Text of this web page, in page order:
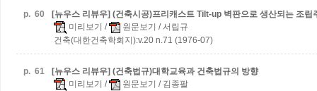
p. 60
[뉴우스 리뷰우] (건축시공)프리캐스트 Tilt-up 벽판으로 생산되는 조립
미리보기 / 원문보기 / 서립규
건축(대한건축학회지):v.20 n.71 (1976-07)
p. 61
[뉴우스 리뷰우] (건축법규)대학교육과 건축법규의 방향
미리보기 / 원문보기 / 김종팔